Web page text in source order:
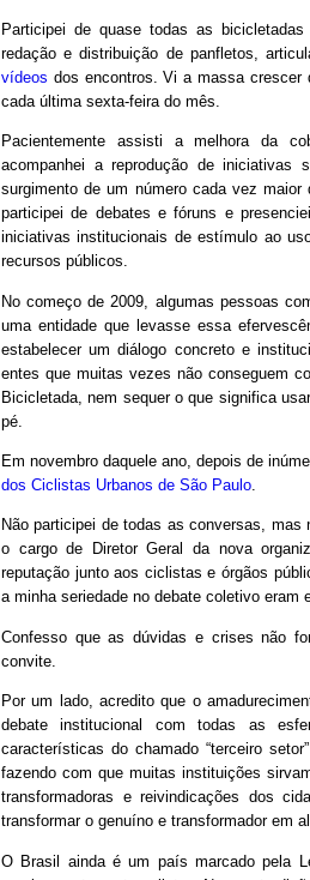
Participei de quase todas as
redação e distribuição de panfletos,
vídeos dos encontros. Vi a massa crescer
cada última sexta-feira do mês.
Pacientemente assisti a melhora da
acompanhei a reprodução de iniciativas
surgimento de um número cada vez
participei de debates e fóruns e
iniciativas institucionais de estímulo ao
recursos públicos.
No começo de 2009, algumas pessoas
uma entidade que levasse essa
estabelecer um diálogo concreto e
entes que muitas vezes não conseguem
Bicicletada, nem sequer o que significa
pé.
Em novembro daquele ano, depois de
dos Ciclistas Urbanos de São Paulo.
Não participei de todas as conversas,
o cargo de Diretor Geral da nova
reputação junto aos ciclistas e órgãos
a minha seriedade no debate coletivo
Confesso que as dúvidas e crises não
convite.
Por um lado, acredito que o
debate institucional com todas as
características do chamado “terceiro
fazendo com que muitas instituições
transformadoras e reivindicações dos
transformar o genuíno e transformador em
O Brasil ainda é um país marcado pela